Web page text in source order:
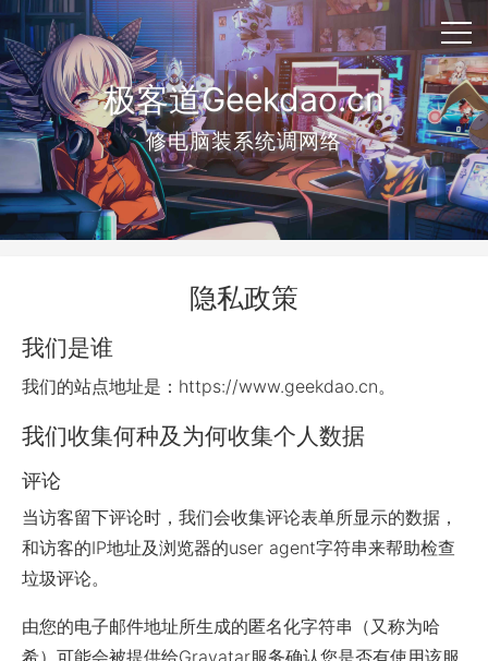
极客道Geekdao.cn
修电脑装系统调网络
隐私政策
我们是谁
我们的站点地址是：https://www.geekdao.cn。
我们收集何种及为何收集个人数据
评论
当访客留下评论时，我们会收集评论表单所显示的数据，
和访客的IP地址及浏览器的user agent字符串来帮助检查
垃圾评论。
由您的电子邮件地址所生成的匿名化字符串（又称为哈
希）可能会被提供给Gravatar服务确认您是否有使用该服